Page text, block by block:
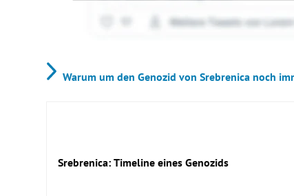
Warum um den Genozid von Srebrenica noch
Srebrenica: Timeline eines Genozids